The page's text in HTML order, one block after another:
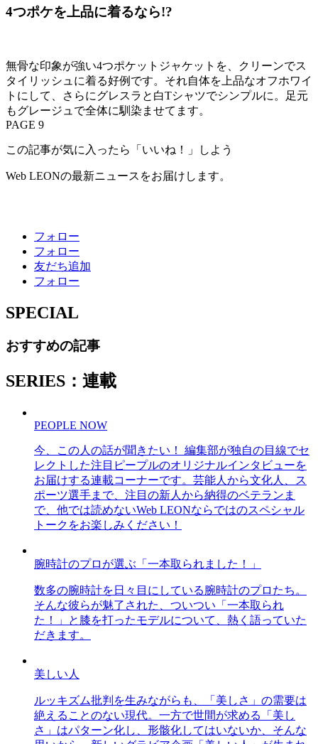
4つポケを上品に着るなら!?
無骨な印象が強い4つポケットジャケットを、クリーンでス
タイリッシュに着る好例です。それ自体を上品なオフホワイ
トにして、さらにグレスラと白Tシャツでシンプルに。足元
もグレージュで全体に馴染ませてます。
PAGE 9
この記事が気に入ったら「いいね！」しよう
Web LEONの最新ニュースをお届けします。
フォロー
フォロー
友だち追加
フォロー
SPECIAL
おすすめの記事
SERIES：連載
PEOPLE NOW
今、この人の話が聞きたい！ 編集部が独自の目線でセ
レクトした注目ピープルのオリジナルインタビューを
お届けする連載コーナーです。芸能人から文化人、ス
ポーツ選手まで、注目の新人から納得のベテランま
で、他では読めないWeb LEONならではのスペシャル
トークをお楽しみください！
腕時計のプロが選ぶ「一本取られました！」
数多の腕時計を日々目にしている腕時計のプロたち。
そんな彼らが魅了された、ついつい「一本取られ
た！」と膝を打ったモデルについて、熱く語っていた
だきます。
美しい人
ルッキズム批判を生みながらも、「美しさ」の需要は
絶えることのない現代。一方で世間が求める「美し
さ」はパターン化し、形骸化してはいないか、そんな